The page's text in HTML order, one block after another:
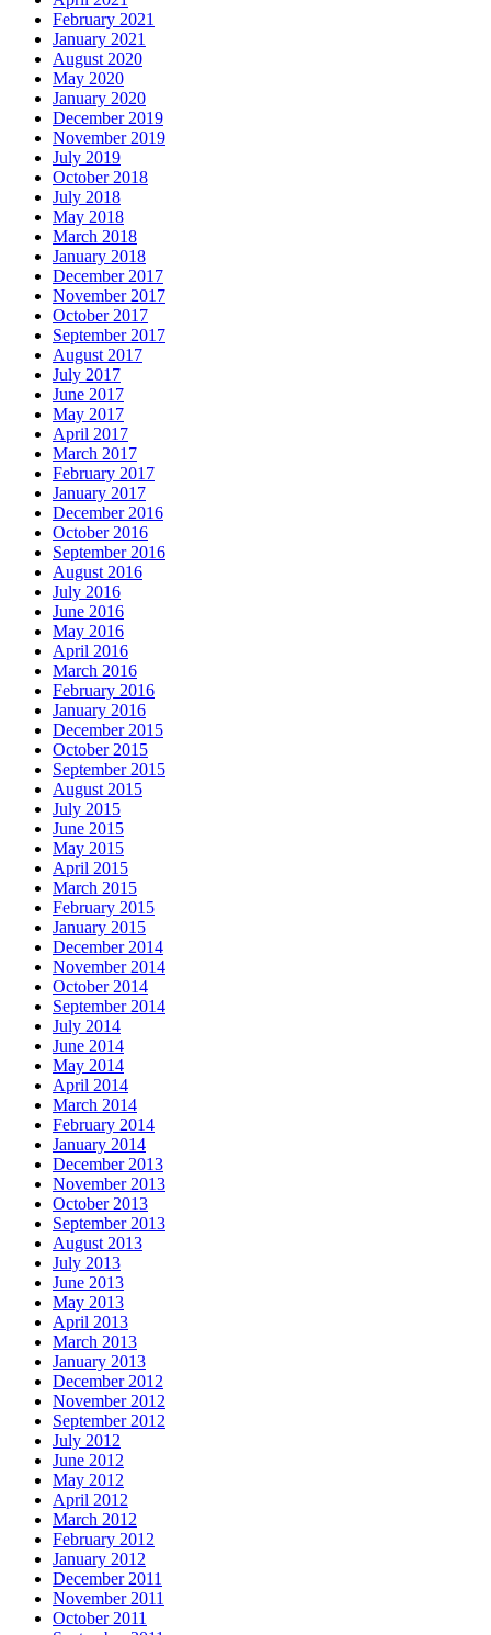
February 2021
January 2021
August 2020
May 2020
January 2020
December 2019
November 2019
July 2019
October 2018
July 2018
May 2018
March 2018
January 2018
December 2017
November 2017
October 2017
September 2017
August 2017
July 2017
June 2017
May 2017
April 2017
March 2017
February 2017
January 2017
December 2016
October 2016
September 2016
August 2016
July 2016
June 2016
May 2016
April 2016
March 2016
February 2016
January 2016
December 2015
October 2015
September 2015
August 2015
July 2015
June 2015
May 2015
April 2015
March 2015
February 2015
January 2015
December 2014
November 2014
October 2014
September 2014
July 2014
June 2014
May 2014
April 2014
March 2014
February 2014
January 2014
December 2013
November 2013
October 2013
September 2013
August 2013
July 2013
June 2013
May 2013
April 2013
March 2013
January 2013
December 2012
November 2012
September 2012
July 2012
June 2012
May 2012
April 2012
March 2012
February 2012
January 2012
December 2011
November 2011
October 2011